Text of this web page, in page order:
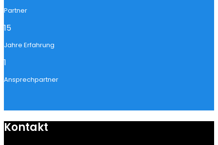
Partner
15
Jahre Erfahrung
1
Ansprechpartner
Kontakt